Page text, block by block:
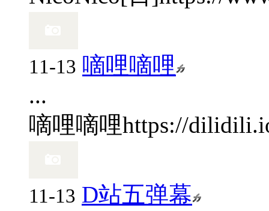
11-13 嘀哩嘀哩
...
嘀哩嘀哩https://
11-13 D站五弹幕